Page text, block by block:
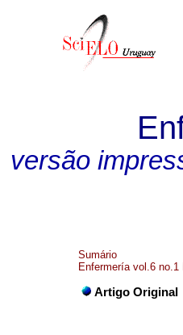
versão
Sumário
Enfermería vol.6
Artigo Original